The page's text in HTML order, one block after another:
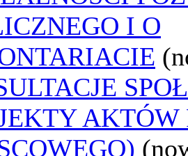
I O
AKTÓW